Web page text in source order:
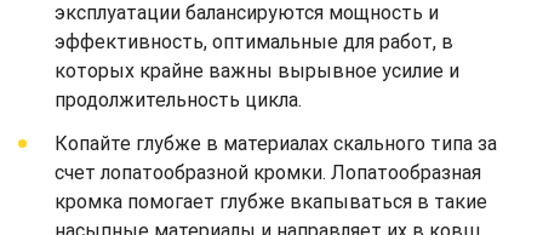
эксплуатации балансируются мощность и
эффективность, оптимальные для работ, в
которых крайне важны вырывное усилие и
продолжительность цикла.
Копайте глубже в материалах скального типа за
счет лопатообразной кромки. Лопатообразная
кромка помогает глубже вкапываться в такие